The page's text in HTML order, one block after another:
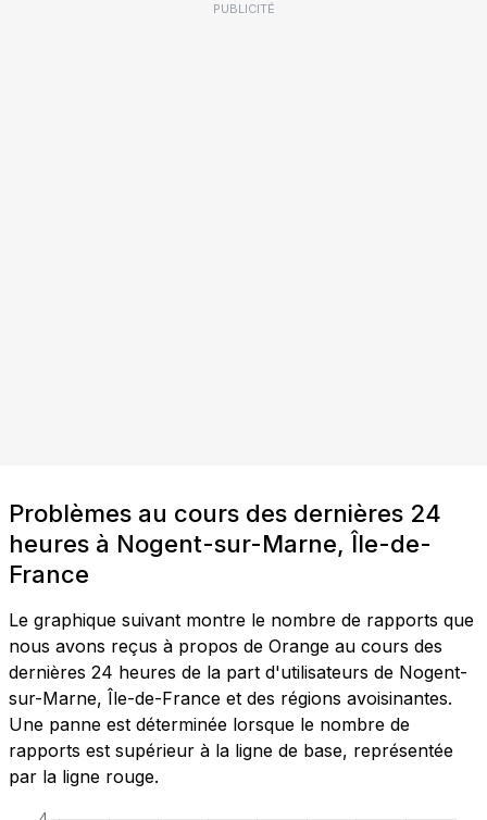
PUBLICITÉ
Problèmes au cours des dernières 24
heures à Nogent-sur-Marne, Île-de-
France
Le graphique suivant montre le nombre de rapports que
nous avons reçus à propos de Orange au cours des
dernières 24 heures de la part d'utilisateurs de Nogent-
sur-Marne, Île-de-France et des régions avoisinantes.
Une panne est déterminée lorsque le nombre de
rapports est supérieur à la ligne de base, représentée
par la ligne rouge.